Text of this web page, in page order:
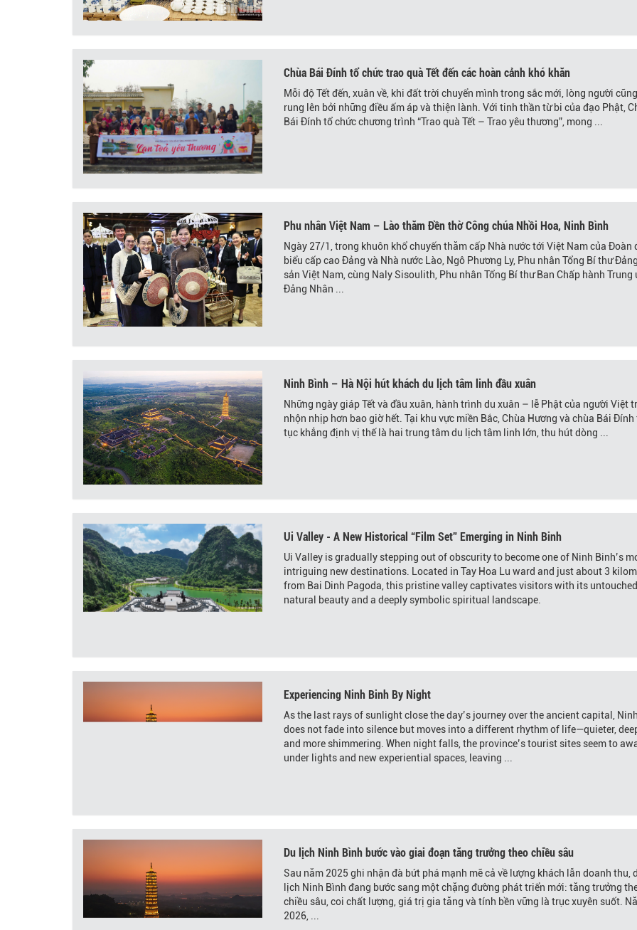
Chùa Bái Đính tổ chức trao quà Tết đến các hoàn cảnh khó khăn
Mỗi độ Tết đến, xuân về, khi đất trời chuyển mình trong sắc mới, lòng người
rung lên bởi những điều ấm áp và thiện lành. Với tinh thần từ bi của đạo Phật,
Bái Đính tổ chức chương trình “Trao quà Tết – Trao yêu thương”, mong ...
Phu nhân Việt Nam – Lào thăm Đền thờ Công chúa Nhồi Hoa, Ninh Bình
Ngày 27/1, trong khuôn khổ chuyến thăm cấp Nhà nước tới Việt Nam của Đoàn
biểu cấp cao Đảng và Nhà nước Lào, Ngô Phương Ly, Phu nhân Tổng Bí thư
sản Việt Nam, cùng Naly Sisoulith, Phu nhân Tổng Bí thư Ban Chấp hành Trung
Đảng Nhân ...
Ninh Bình – Hà Nội hút khách du lịch tâm linh đầu xuân
Những ngày giáp Tết và đầu xuân, hành trình du xuân – lễ Phật của người Việt
nhộn nhịp hơn bao giờ hết. Tại khu vực miền Bắc, Chùa Hương và chùa Bái Đính
tục khẳng định vị thế là hai trung tâm du lịch tâm linh lớn, thu hút dòng ...
Ui Valley - A New Historical “Film Set” Emerging in Ninh Binh
Ui Valley is gradually stepping out of obscurity to become one of Ninh Binh’s
intriguing new destinations. Located in Tay Hoa Lu ward and just about 3
from Bai Dinh Pagoda, this pristine valley captivates visitors with its untouched
natural beauty and a deeply symbolic spiritual landscape.
Experiencing Ninh Binh By Night
As the last rays of sunlight close the day’s journey over the ancient capital,
does not fade into silence but moves into a different rhythm of life—quieter,
and more shimmering. When night falls, the province’s tourist sites seem to
under lights and new experiential spaces, leaving ...
Du lịch Ninh Bình bước vào giai đoạn tăng trưởng theo chiều sâu
Sau năm 2025 ghi nhận đà bứt phá mạnh mẽ cả về lượng khách lẫn doanh thu,
lịch Ninh Bình đang bước sang một chặng đường phát triển mới: tăng trưởng
chiều sâu, coi chất lượng, giá trị gia tăng và tính bền vững là trục xuyên suốt.
2026, ...